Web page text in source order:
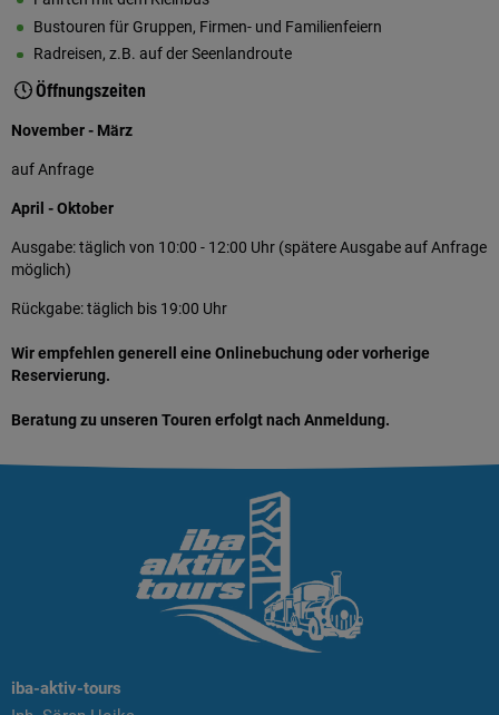
Bustouren für Gruppen, Firmen- und Familienfeiern
Radreisen, z.B. auf der Seenlandroute
Öffnungszeiten
November - März
auf Anfrage
April - Oktober
Ausgabe: täglich von 10:00 - 12:00 Uhr (spätere Ausgabe auf Anfrage
möglich)
Rückgabe: täglich bis 19:00 Uhr
Wir empfehlen generell eine Onlinebuchung oder vorherige
Reservierung.
Beratung zu unseren Touren erfolgt nach Anmeldung.
iba-aktiv-tours